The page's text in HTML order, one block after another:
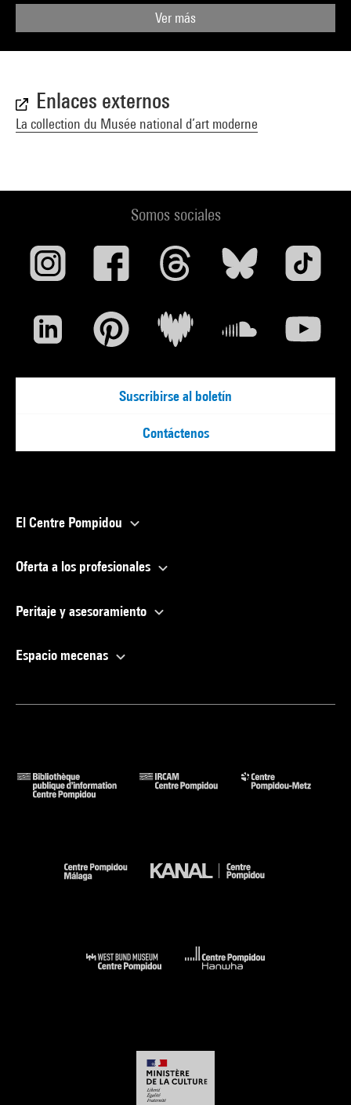
Ver más
Enlaces externos
La collection du Musée national d’art moderne
Somos sociales
Suscribirse al boletín
Contáctenos
El Centre Pompidou
Oferta a los profesionales
Peritaje y asesoramiento
Espacio mecenas